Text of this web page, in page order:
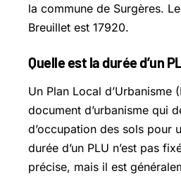
la commune de Surgères.
Breuillet est 17920.
Quelle est la durée d’un
Un Plan Local d’Urbanisme
document d’urbanisme qui
d’occupation des sols pour
durée d’un PLU n’est pas
précise, mais il est